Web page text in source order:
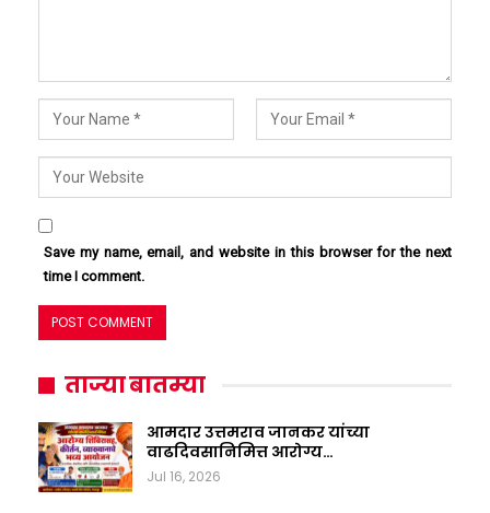
Save my name, email, and website in this browser for the next
time I comment.
ताज्या बातम्या
आमदार उत्तमराव जानकर यांच्या
वाढदिवसानिमित्त आरोग्य…
Jul 16, 2026